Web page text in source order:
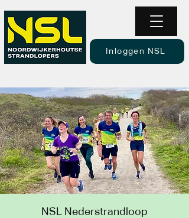
Inloggen NSL
NSL Nederstrandloop